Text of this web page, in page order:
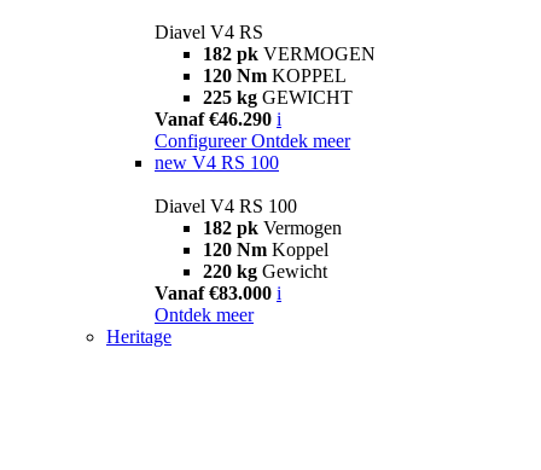
Diavel V4 RS
182 pk VERMOGEN
120 Nm KOPPEL
225 kg GEWICHT
Vanaf €46.290 i
Configureer Ontdek meer
new V4 RS 100
Diavel V4 RS 100
182 pk Vermogen
120 Nm Koppel
220 kg Gewicht
Vanaf €83.000 i
Ontdek meer
Heritage